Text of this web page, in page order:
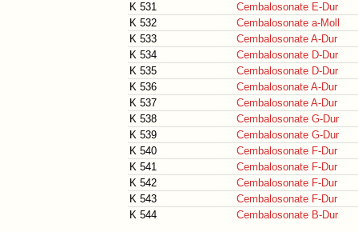
K 531
Cembalosonate E-Dur
K 532
Cembalosonate a-Moll
K 533
Cembalosonate A-Dur
K 534
Cembalosonate D-Dur
K 535
Cembalosonate D-Dur
K 536
Cembalosonate A-Dur
K 537
Cembalosonate A-Dur
K 538
Cembalosonate G-Dur
K 539
Cembalosonate G-Dur
K 540
Cembalosonate F-Dur
K 541
Cembalosonate F-Dur
K 542
Cembalosonate F-Dur
K 543
Cembalosonate F-Dur
K 544
Cembalosonate B-Dur